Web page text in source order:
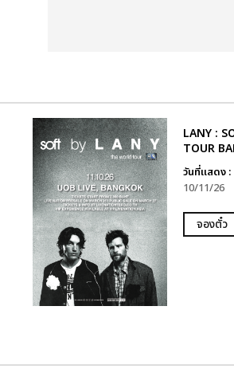
LANY :
TOUR
วันที่แสดง :
10/11/26
จองตั๋ว